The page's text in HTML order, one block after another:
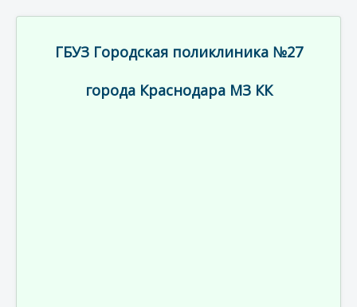
ГБУЗ Городская поликлиника №27
города Краснодара МЗ КК